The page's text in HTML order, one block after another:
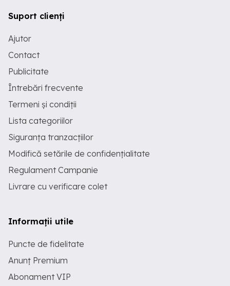
Suport clienți
Ajutor
Contact
Publicitate
Întrebări frecvente
Termeni și condiții
Lista categoriilor
Siguranța tranzacțiilor
Modifică setările de confidențialitate
Regulament Campanie
Livrare cu verificare colet
Informații utile
Puncte de fidelitate
Anunț Premium
Abonament VIP